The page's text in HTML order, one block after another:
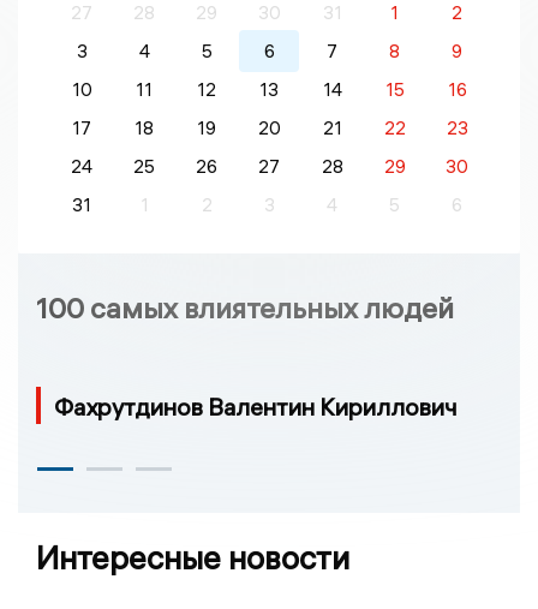
27
28 29 30 31 1
2
3
4 5 6 7 8
9
10
11 12 13 14 15
16
17
18 19 20 21 22
23
24
25 26 27 28 29
30
31
1 2 3 4 5 6
100 самых влиятельных людей
Фахрутдинов Валентин Кириллович
Интересные новости